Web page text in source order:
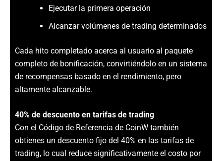
Ejecutar la primera operación
Alcanzar volúmenes de trading determinados
Cada hito completado acerca al usuario al paquete
completo de bonificación, convirtiéndolo en un sistema
de recompensas basado en el rendimiento, pero
altamente alcanzable.
40% de descuento en tarifas de trading
Con el Código de Referencia de CoinW también
obtienes un descuento fijo del 40% en las tarifas de
trading, lo cual reduce significativamente el costo por